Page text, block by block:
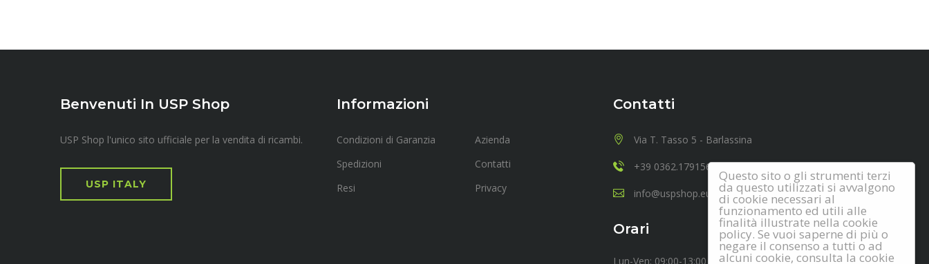
Questo sito o gli strumenti terzi
da questo utilizzati si avvalgono
di cookie necessari al
funzionamento ed utili alle
finalità illustrate nella cookie
policy. Se vuoi saperne di più o
negare il consenso a tutti o ad
alcuni cookie, consulta la cookie
Benvenuti In USP Shop
USP Shop l'unico sito ufficiale per la vendita di ricambi.
USP ITALY
Informazioni
Condizioni di Garanzia
Spedizioni
Resi
Azienda
Contatti
Privacy
Contatti
Via T. Tasso 5 - Barlassina
+39 0362.1791567
info@uspshop.eu
Orari
Lun-Ven: 09:00-13:00 14:00-18:00